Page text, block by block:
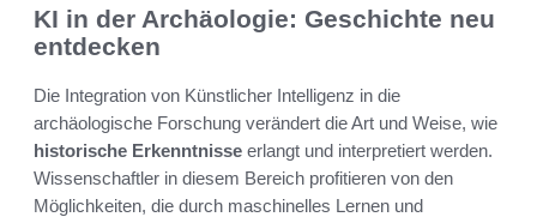
KI in der Archäologie: Geschichte neu
entdecken
Die Integration von Künstlicher Intelligenz in die
archäologische Forschung verändert die Art und Weise, wie
historische Erkenntnisse erlangt und interpretiert werden.
Wissenschaftler in diesem Bereich profitieren von den
Möglichkeiten, die durch maschinelles Lernen und